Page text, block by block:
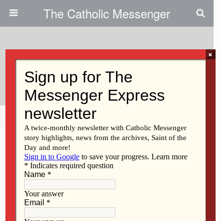
The Catholic Messenger
Support The Holy Land
Share Tweet
×